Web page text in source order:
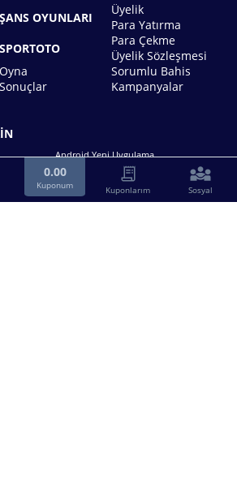
ŞANS OYUNLARI
SPORTOTO
Oyna
Sonuçlar
Üyelik
Para Yatırma
Para Çekme
Üyelik Sözleşmesi
Sorumlu Bahis
Kampanyalar
Android Yeni Uygulama
0.00
Kuponum Kuponlarım Sosyal